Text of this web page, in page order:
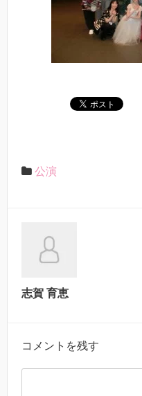
公演
志賀 育恵
コメントを残す